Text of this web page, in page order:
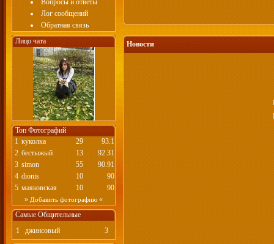
Вопросы и ответы
Лог сообщений
Обратная связь
Лицо чата
Топ Фотографий
1 куколка 29
93.1
2 бестыжый 13
92.31
3 simon 55
90.91
4 dionis 10
90
5 маяковская 10
90
» Добавить фотографию «
Самые Общительные
1
джинсовый 3
Новости